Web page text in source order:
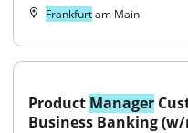
Frankfurtam Main
Product Manager
Business Banking